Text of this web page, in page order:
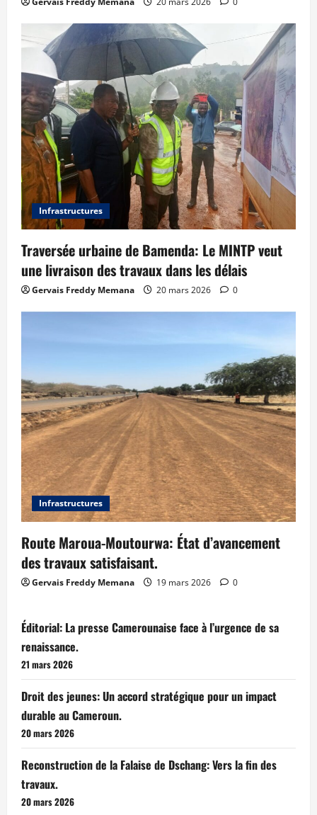
Infrastructures
Traversée urbaine de Bamenda: Le MINTP veut
une livraison des travaux dans les délais
Gervais Freddy Memana 20 mars 2026 0
Infrastructures
Route Maroua-Moutourwa: État d’avancement
des travaux satisfaisant.
Gervais Freddy Memana 19 mars 2026 0
Éditorial: La presse Camerounaise face à l’urgence de sa
renaissance.
21 mars 2026
Droit des jeunes: Un accord stratégique pour un impact
durable au Cameroun.
20 mars 2026
Reconstruction de la Falaise de Dschang: Vers la fin des
travaux.
20 mars 2026